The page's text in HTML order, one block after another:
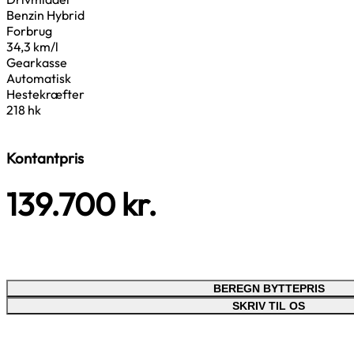
Benzin Hybrid
Forbrug
34,3 km/l
Gearkasse
Automatisk
Hestekræfter
218 hk
Kontantpris
139.700 kr.
BEREGN BYTTEPRIS
SKRIV TIL OS